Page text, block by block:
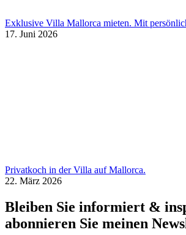
Exklusive Villa Mallorca mieten. Mit
17. Juni 2026
Privatkoch in der Villa auf Mallorca.
22. März 2026
Bleiben Sie informiert &
abonnieren Sie meinen